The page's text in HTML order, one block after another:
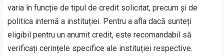
varia în funcție de tipul de credit solicitat, precum și de
politica internă a instituției. Pentru a afla dacă sunteți
eligibil pentru un anumit credit, este recomandabil să
verificați cerințele specifice ale instituției respective.